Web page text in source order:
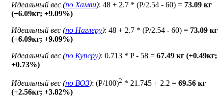
Идеальный вес (по Хамви): 48 + 2.7 * (P/2.54 - 60) = 73.09 кг
(+6.09кг; +9.09%)
Идеальный вес (по Наглеру): 48 + 2.7 * (P/2.54 - 60) = 73.09 кг
(+6.09кг; +9.09%)
Идеальный вес (по Куперу): 0.713 * P - 58 = 67.49 кг (+0.49кг;
+0.73%)
Идеальный вес (по ВОЗ): (P/100)2 * 21.745 + 2.2 = 69.56 кг
(+2.56кг; +3.82%)